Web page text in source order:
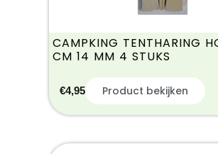
CAMPKING TENTHARING
CM 14 MM 4 STUKS
€4,95 Product bekijken